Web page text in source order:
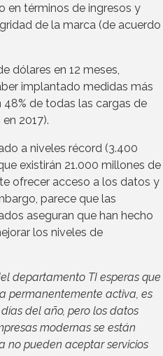
en términos de ingresos y
de la marca (de acuerdo
dólares en 12 meses,
implantado medidas más
de todas las cargas de
2017).
a niveles récord (3.400
existirán 21.000 millones de
ofrecer acceso a los datos y
parece que las
aseguran que han hecho
los niveles de
departamento TI esperas que
permanentemente activa, es
del año, pero los datos
modernas se están
no pueden aceptar servicios